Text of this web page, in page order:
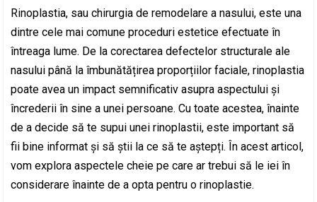
Rinoplastia, sau chirurgia de remodelare a nasului, este una
dintre cele mai comune proceduri estetice efectuate în
întreaga lume. De la corectarea defectelor structurale ale
nasului până la îmbunătățirea proporțiilor faciale, rinoplastia
poate avea un impact semnificativ asupra aspectului și
încrederii în sine a unei persoane. Cu toate acestea, înainte
de a decide să te supui unei rinoplastii, este important să
fii bine informat și să știi la ce să te aștepți. În acest articol,
vom explora aspectele cheie pe care ar trebui să le iei în
considerare înainte de a opta pentru o rinoplastie.